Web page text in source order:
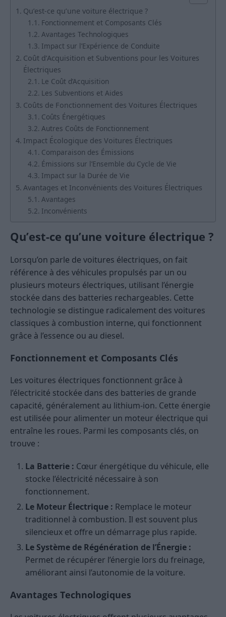
Qu’est-ce qu’une voiture électrique ?
Fonctionnement et Composants Clés
Avantages Technologiques
Impact sur l’Expérience de Conduite
Coût d’Acquisition et Subventions pour les Voitures
Électriques
Le Coût d’Acquisition
Les Subventions et Aides
Coûts de Fonctionnement des Voitures Électriques
Coûts Énergétiques
Autres Coûts de Fonctionnement
Impact Écologique des Voitures Électriques
Comparaison des Émissions
Émissions sur l’Ensemble du Cycle de Vie
Impact sur la Durée de Vie
Avantages et Inconvénients des Voitures Électriques
Avantages
Inconvénients
Qu’est-ce qu’une voiture électrique ?
Lorsqu’on parle de voitures électriques, on fait
référence à des véhicules propulsés par un ou
plusieurs moteurs électriques, utilisant l’énergie
stockée dans des batteries rechargeables. Cette
technologie se distingue radicalement des voitures
classiques à combustion interne, qui fonctionnent
grâce à l’essence ou au diesel.
Fonctionnement et Composants Clés
Les voitures électriques fonctionnent grâce à
l’électricité stockée dans des batteries de grande
capacité, généralement au lithium-ion. Cette énergie
est utilisée pour alimenter un moteur électrique qui
entraîne les roues. Parmi les composants clés, on
trouve :
La Batterie : Cœur énergétique du véhicule, elle
stocke l’électricité nécessaire à son
fonctionnement.
Le Moteur Électrique : Remplace le moteur
traditionnel à combustion. Il est souvent plus
silencieux et offre un démarrage plus rapide.
Le Système de Régénération de l’Énergie :
Permet de récupérer l’énergie lors du freinage,
améliorant ainsi l’autonomie de la voiture.
Avantages Technologiques